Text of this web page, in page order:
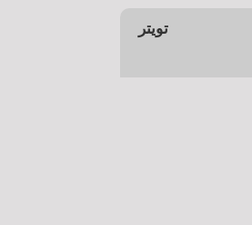
تويتر